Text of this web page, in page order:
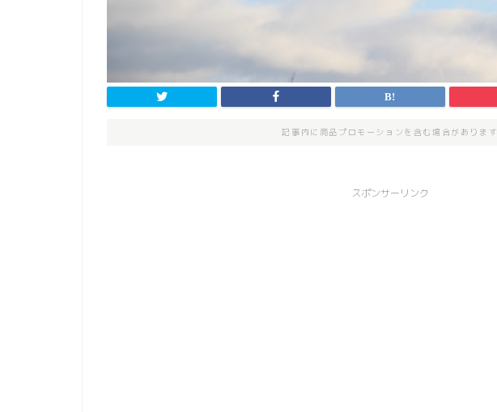
記事内に商品プロモーションを含む場合があります
スポンサーリンク